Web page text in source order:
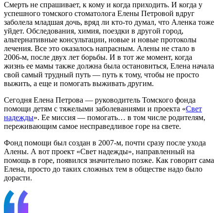
Смерть не спрашивает, к кому и когда приходить. И когда у
успешного томского стоматолога Елены Петровой вдруг
заболела младшая дочь, вряд ли кто-то думал, что Аленка тоже
уйдет. Обследования, химия, поездки в другой город,
альтернативные консультации, новые и новые протоколы
лечения. Все это оказалось напрасным. Алены не стало в
2006-м, после двух лет борьбы. И в тот же момент, когда
жизнь ее мамы также должна была остановиться, Елена начала
свой самый трудный путь — путь к тому, чтобы не просто
выжить, а еще и помогать выживать другим.
Сегодня Елена Петрова — руководитель Томского фонда
помощи детям с тяжелыми заболеваниями и проекта «Свет
надежды». Ее миссия — помогать… в том числе родителям,
переживающим самое несправедливое горе на свете.
Фонд помощи был создан в 2007-м, почти сразу после ухода
Алены. А вот проект «Свет надежды», направленный на
помощь в горе, появился значительно позже. Как говорит сама
Елена, просто до таких сложных тем в обществе надо было
дорасти.